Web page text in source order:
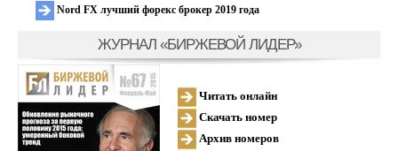
Nord FX лучший форекс брокер 2019 года
ЖУРНАЛ «БИРЖЕВОЙ ЛИДЕР»
Читать онлайн
Скачать номер
Архив номеров